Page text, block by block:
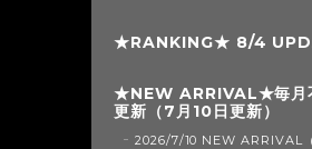
★RANKING★ 8/4
★NEW ARRIVAL★毎月
更新（7月10日更新）
2026/7/10 NEW ARRIVAL（